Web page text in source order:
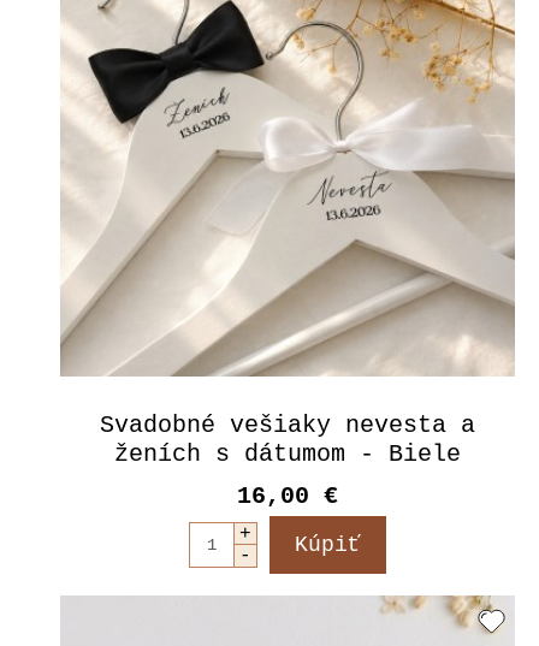
Svadobné vešiaky nevesta a
ženích s dátumom - Biele
16,00 €